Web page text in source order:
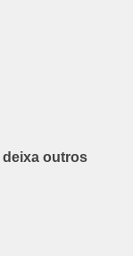
deixa outros